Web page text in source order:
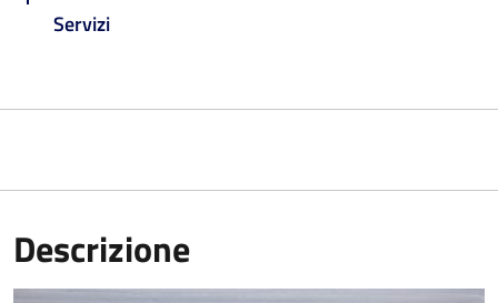
Servizi
Descrizione